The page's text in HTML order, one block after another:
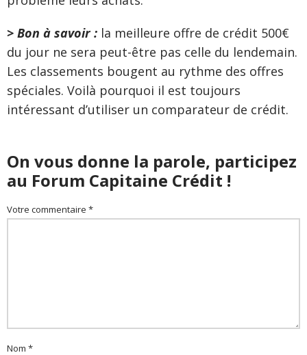
> Bon à savoir : la meilleure offre de crédit 500€
du jour ne sera peut-être pas celle du lendemain.
Les classements bougent au rythme des offres
spéciales. Voilà pourquoi il est toujours
intéressant d’utiliser un comparateur de crédit.
On vous donne la parole, participez
au Forum Capitaine Crédit !
Votre commentaire *
Nom *